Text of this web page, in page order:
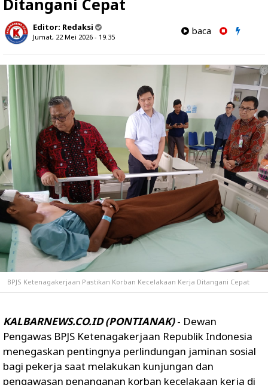
Editor: Redaksi
Jumat, 22 Mei 2026 - 19.35
baca
BPJS Ketenagakerjaan Pastikan Korban Kecelakaan Kerja Ditangani Cepat
KALBARNEWS.CO.ID (PONTIANAK)- Dewan
Pengawas BPJS Ketenagakerjaan Republik Indonesia
menegaskan pentingnya perlindungan jaminan sosial
bagi pekerja saat melakukan kunjungan dan
pengawasan penanganan korban kecelakaan kerja di